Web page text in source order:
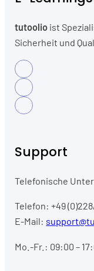
tutoolio ist
Sicherheit und
Support
Telefonische
Telefon: +49
E-Mail:
Mo.-Fr.: 09:00 –